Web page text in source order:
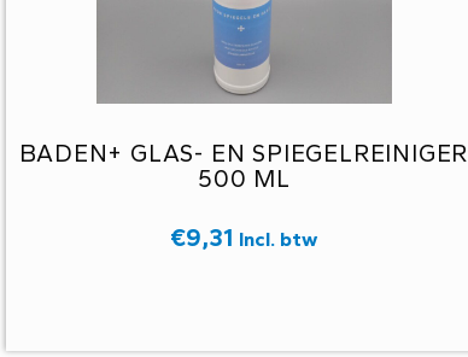
BADEN+ GLAS- EN SPIEGELREINIGER
500 ML
€9,31 Incl. btw